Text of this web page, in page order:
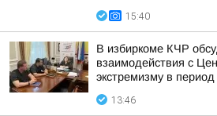
15:40
В избиркоме КЧР
взаимодействия с
экстремизму в
13:46